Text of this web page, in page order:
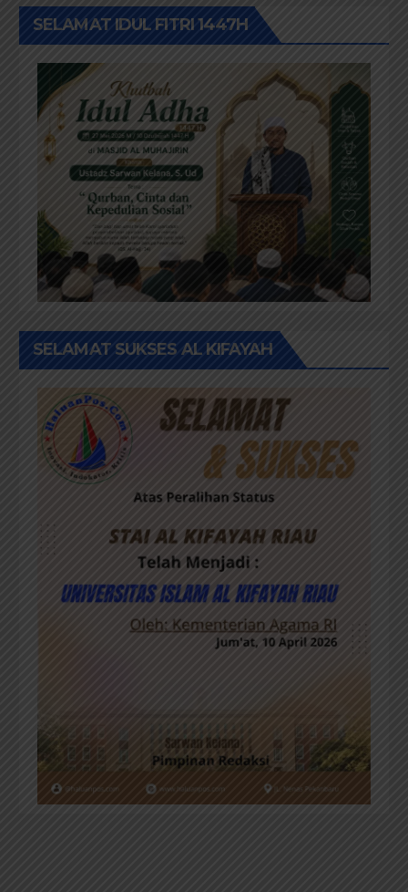
SELAMAT IDUL FITRI 1447H
SELAMAT SUKSES AL KIFAYAH